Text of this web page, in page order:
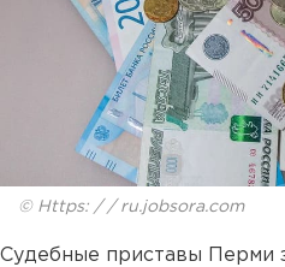
© Https: / / ru.jobsora.com
Судебные приставы Перми